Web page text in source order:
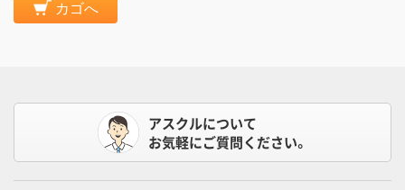
カゴへ
アスクルについて
お気軽にご質問ください。